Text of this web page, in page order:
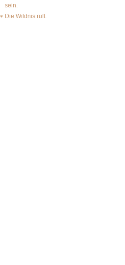
sein.
Die Wildnis ruft.